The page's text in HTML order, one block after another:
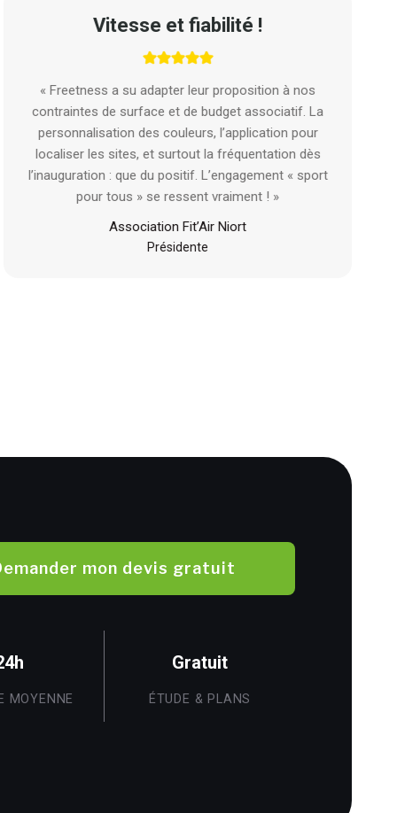
Vitesse et fiabilité !
« Freetness a su adapter leur proposition à nos
contraintes de surface et de budget associatif. La
personnalisation des couleurs, l’application pour
localiser les sites, et surtout la fréquentation dès
l’inauguration : que du positif. L’engagement « sport
pour tous » se ressent vraiment ! »
Association Fit’Air Niort
Présidente
mon devis gratuit
MOYENNE
Gratuit
ÉTUDE & PLANS